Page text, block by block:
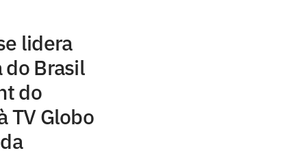
lidera
do Brasil
do
TV Globo